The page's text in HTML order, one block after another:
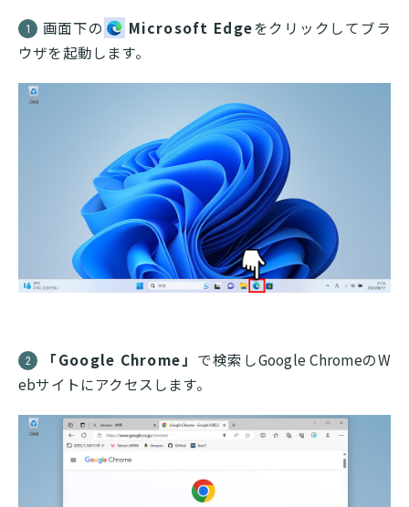
1 画面下の Microsoft Edgeをクリックしてブラ
ウザを起動します。
2 「Google Chrome」 で検索しGoogle ChromeのW
ebサイトにアクセスします。